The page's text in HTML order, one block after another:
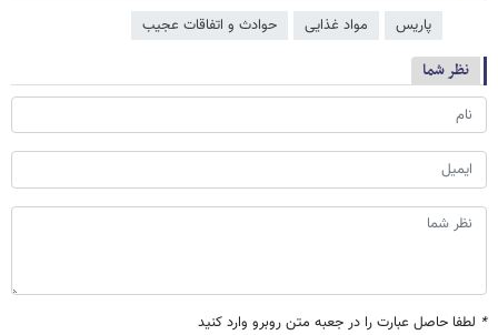
پاریس مواد غذایی حوادث و اتفاقات عجیب
نظر شما
* لطفا حاصل عبارت را در جعبه متن روبرو وارد کنید